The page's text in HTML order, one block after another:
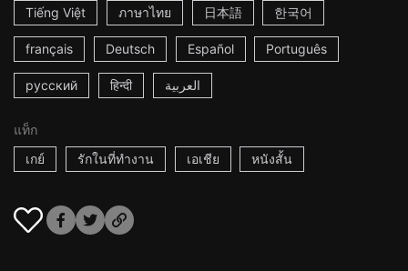
Tiếng Việt ภาษาไทย 日本語 한국어
français Deutsch Español Português
русский हिन्दी العربية
แท็ก
เกย์
รักในที่ทำงาน เอเชีย หนังสั้น